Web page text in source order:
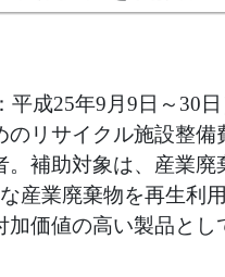
成25年9月9日～30
リサイクル施設整備
補助対象は、産業
産業廃棄物を再生利
価値の高い製品とし